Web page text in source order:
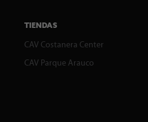
TIENDAS
CAV Costanera Center
CAV Parque Arauco